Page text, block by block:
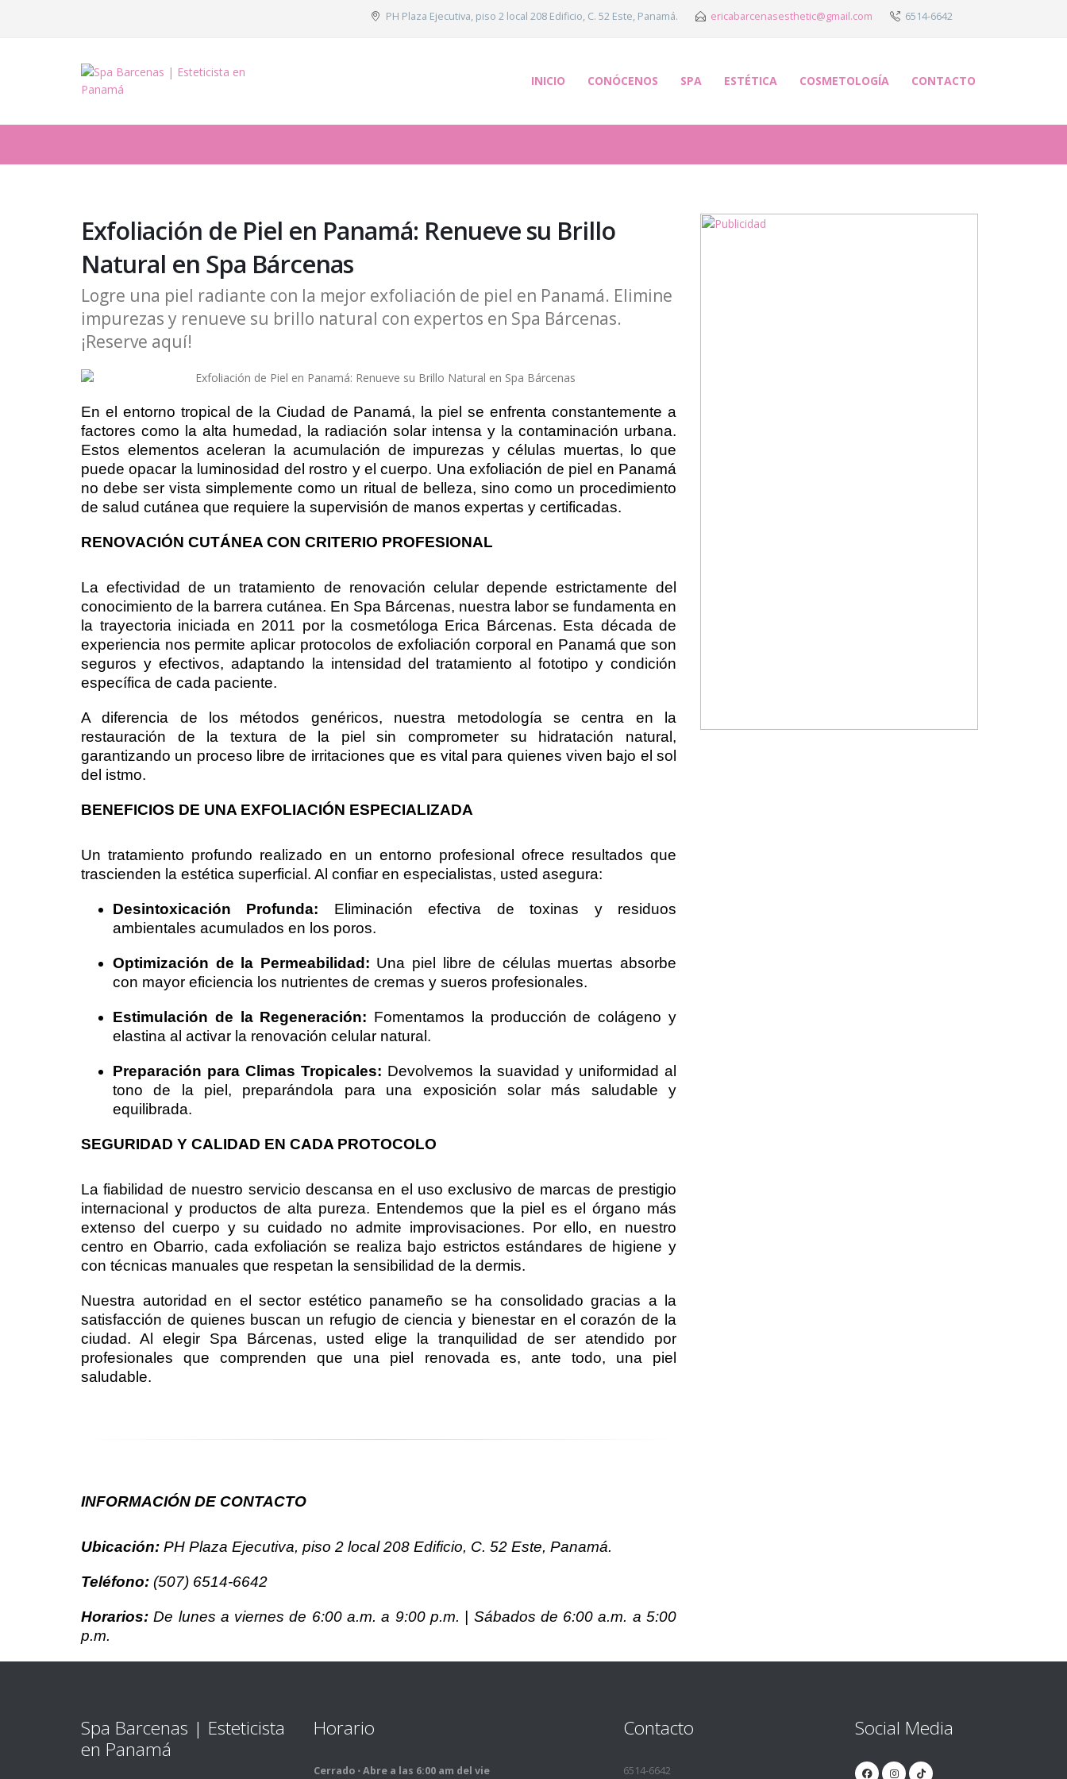
PH Plaza Ejecutiva, piso 2 local 208 Edificio, C. 52 Este, Panamá. ericabarcenasesthetic@gmail.com 6514-6642
INICIO CONÓCENOS SPA ESTÉTICA COSMETOLOGÍA CONTACTO
Exfoliación de Piel en Panamá: Renueve su Brillo
Natural en Spa Bárcenas
Logre una piel radiante con la mejor exfoliación de piel en Panamá. Elimine
impurezas y renueve su brillo natural con expertos en Spa Bárcenas.
¡Reserve aquí!
En el entorno tropical de la Ciudad de Panamá, la piel se enfrenta constantemente a
factores como la alta humedad, la radiación solar intensa y la contaminación urbana.
Estos elementos aceleran la acumulación de impurezas y células muertas, lo que
puede opacar la luminosidad del rostro y el cuerpo. Una exfoliación de piel en Panamá
no debe ser vista simplemente como un ritual de belleza, sino como un procedimiento
de salud cutánea que requiere la supervisión de manos expertas y certificadas.
RENOVACIÓN CUTÁNEA CON CRITERIO PROFESIONAL
La efectividad de un tratamiento de renovación celular depende estrictamente del
conocimiento de la barrera cutánea. En Spa Bárcenas, nuestra labor se fundamenta en
la trayectoria iniciada en 2011 por la cosmetóloga Erica Bárcenas. Esta década de
experiencia nos permite aplicar protocolos de exfoliación corporal en Panamá que son
seguros y efectivos, adaptando la intensidad del tratamiento al fototipo y condición
específica de cada paciente.
A diferencia de los métodos genéricos, nuestra metodología se centra en la
restauración de la textura de la piel sin comprometer su hidratación natural,
garantizando un proceso libre de irritaciones que es vital para quienes viven bajo el sol
del istmo.
BENEFICIOS DE UNA EXFOLIACIÓN ESPECIALIZADA
Un tratamiento profundo realizado en un entorno profesional ofrece resultados que
trascienden la estética superficial. Al confiar en especialistas, usted asegura:
Desintoxicación Profunda: Eliminación efectiva de toxinas y residuos
ambientales acumulados en los poros.
Optimización de la Permeabilidad: Una piel libre de células muertas absorbe
con mayor eficiencia los nutrientes de cremas y sueros profesionales.
Estimulación de la Regeneración: Fomentamos la producción de colágeno y
elastina al activar la renovación celular natural.
Preparación para Climas Tropicales: Devolvemos la suavidad y uniformidad al
tono de la piel, preparándola para una exposición solar más saludable y
equilibrada.
SEGURIDAD Y CALIDAD EN CADA PROTOCOLO
La fiabilidad de nuestro servicio descansa en el uso exclusivo de marcas de prestigio
internacional y productos de alta pureza. Entendemos que la piel es el órgano más
extenso del cuerpo y su cuidado no admite improvisaciones. Por ello, en nuestro
centro en Obarrio, cada exfoliación se realiza bajo estrictos estándares de higiene y
con técnicas manuales que respetan la sensibilidad de la dermis.
Nuestra autoridad en el sector estético panameño se ha consolidado gracias a la
satisfacción de quienes buscan un refugio de ciencia y bienestar en el corazón de la
ciudad. Al elegir Spa Bárcenas, usted elige la tranquilidad de ser atendido por
profesionales que comprenden que una piel renovada es, ante todo, una piel
saludable.
INFORMACIÓN DE CONTACTO
Ubicación: PH Plaza Ejecutiva, piso 2 local 208 Edificio, C. 52 Este, Panamá.
Teléfono: (507) 6514-6642
Horarios: De lunes a viernes de 6:00 a.m. a 9:00 p.m. | Sábados de 6:00 a.m. a 5:00
p.m.
Spa Barcenas | Esteticista
en Panamá
Horario
Cerrado ⋅ Abre a las 6:00 am del vie
Contacto
6514-6642
Social Media